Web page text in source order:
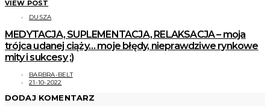
VIEW POST
DUSZA
MEDYTACJA, SUPLEMENTACJA, RELAKSACJA – moja
trójca udanej ciąży… moje błędy, nieprawdziwe rynkowe
mity i sukcesy ;)
BARBRA-BELT
21-10-2022
DODAJ KOMENTARZ